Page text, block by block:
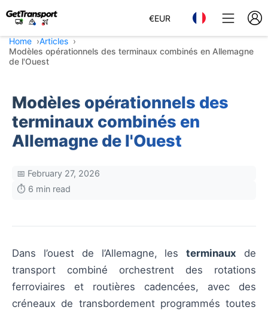
€EUR
Home
Articles
Modèles opérationnels des terminaux combinés en Allemagne
de l'Ouest
Modèles opérationnels des
terminaux combinés en
Allemagne de l'Ouest
📅 February 27, 2026
⏱️ 6 min read
Dans l’ouest de l’Allemagne, lesterminaux de
transport combiné orchestrent des rotations
ferroviaires et routières cadencées, avec des
créneaux de transbordement programmés toutes